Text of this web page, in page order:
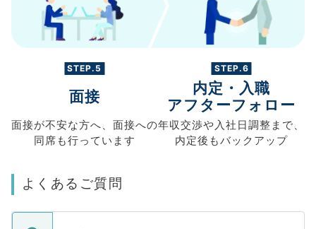
STEP.5
面接
面接が不安な方へ、 面接への
同席も行っています
STEP.6
内定・入職
アフターフォロー
年収交渉や入社日調整まで、
内定後もバックアップ
よくあるご質問